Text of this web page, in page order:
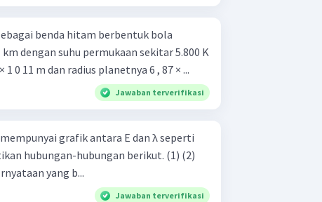
benda hitam berbentuk bola
dengan suhu permukaan sekitar 5.800 K
1 0 11 m dan radius planetnya 6 , 87 × ...
Jawaban terverifikasi
grafik antara E dan λ seperti
hubungan-hubungan berikut. (1) (2)
1 ​ λ 2 ​ ​ = E 1 ​ E 2 ​ ​ Pernyataan yang b...
Jawaban terverifikasi